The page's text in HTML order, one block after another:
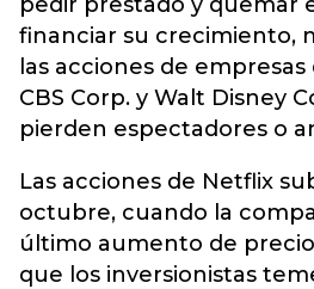
financiar su crecimiento,
las acciones de
CBS Corp. y Walt Disney
pierden espectadores o
Las acciones de Netflix
octubre, cuando la
último aumento de
que los inversionistas